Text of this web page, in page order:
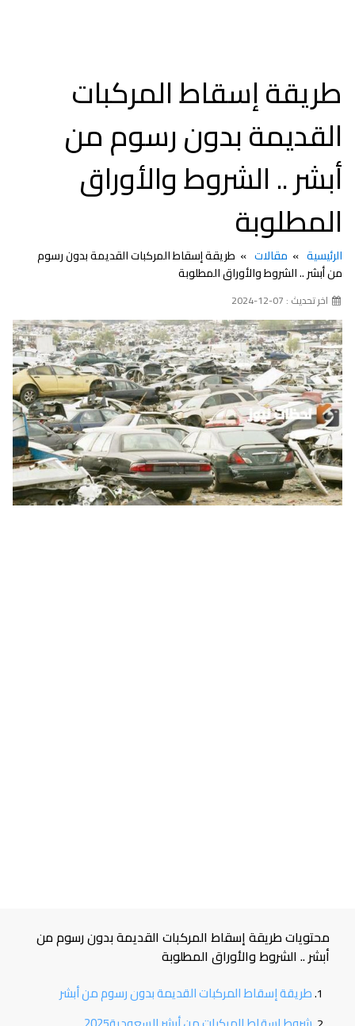
طريقة إسقاط المركبات
القديمة بدون رسوم من
أبشر .. الشروط والأوراق
المطلوبة
الرئيسية مقالات
طريقة إسقاط المركبات القديمة بدون رسوم
من أبشر .. الشروط والأوراق المطلوبة
اخر تحديث : 07-12-2024
محتويات طريقة إسقاط المركبات القديمة بدون رسوم من
أبشر .. الشروط والأوراق المطلوبة
طريقة إسقاط المركبات القديمة بدون رسوم من أبشر